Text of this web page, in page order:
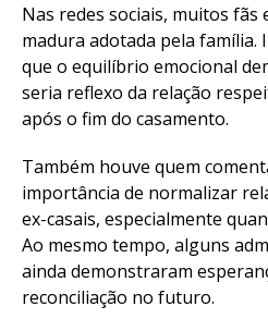
Nas redes sociais, muitos
madura adotada pela família.
que o equilíbrio emocional
seria reflexo da relação
após o fim do casamento.
Também houve quem
importância de normalizar
ex-casais, especialmente
Ao mesmo tempo, alguns
ainda demonstraram
reconciliação no futuro.